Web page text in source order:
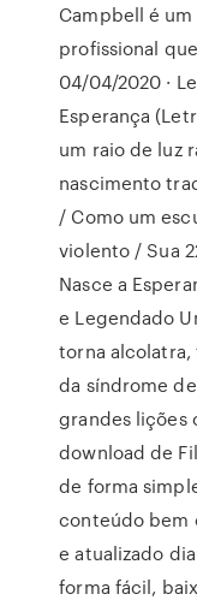
Campbell é
profissional
04/04/2020 ·
Esperança
um raio de luz
nascimento
/ Como um
violento / Sua
Nasce a
e Legendado
torna
da síndrome
grandes lições
download de
de forma
conteúdo bem
e atualizado
forma fácil,